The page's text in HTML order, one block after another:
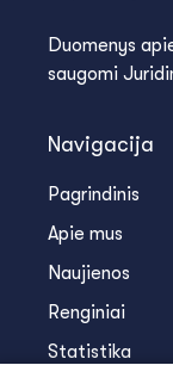
Duomenys
saugomi
Navigacija
Pagrindinis
Apie mus
Naujienos
Renginiai
Statistika